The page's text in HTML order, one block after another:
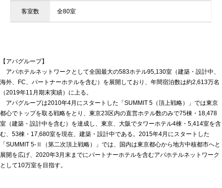
客室数 全80室
【アパグループ】
アパホテルネットワークとして全国最大の583ホテル95,130室（建築・設計中、
海外、FC、パートナーホテルを含む）を展開しており、年間宿泊数は約2,613万名
（2019年11月期末実績）に上る。
アパグループは2010年4月にスタートした「SUMMIT 5（頂上戦略）」では東京
都心でトップを取る戦略をとり、東京23区内の直営ホテル数のみで75棟・18,478
室（建築・設計中を含む）を達成し、東京、大阪でタワーホテル4棟・5,414室を含
む、53棟・17,680室を現在、建築・設計中である。2015年4月にスタートした
「SUMMIT 5-Ⅱ（第二次頂上戦略）」では、国内は東京都心から地方中核都市へと
展開を広げ、2020年3月末までにパートナーホテルを含むアパホテルネットワーク
として10万室を目指す。